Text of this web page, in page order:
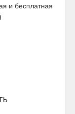
и бесплатная